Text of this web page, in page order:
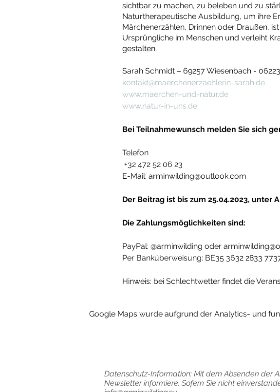
sichtbar zu machen, zu beleben und zu
Naturtherapeutische Ausbildung, um ihre
Märchenerzählen, Drinnen oder Draußen,
Ursprüngliche im Menschen und verleiht
gestalten.
Sarah Schmidt – 69257 Wiesenbach -
kontakt@maerchenerzaehlerin-sarah.de
www.maerchen-und-natur.de
www.natur-in-uns.de
Bei Teilnahmewunsch melden Sie sich
Telefon
+32 472 52 06 23
E-Mail: arminwilding@outlook.com
Der Beitrag ist bis zum 25.04.2023, unter
Die Zahlungsmöglichkeiten sind:
PayPal: @arminwilding oder
Per Banküberweisung: BE35 3632 2833
Hinweis: bei Schlechtwetter findet die
Google Maps wurde aufgrund der Analytics- und
Datenschutz-Information: Mit dem Absenden der
Newsletter informiere. Sofern Sie nicht